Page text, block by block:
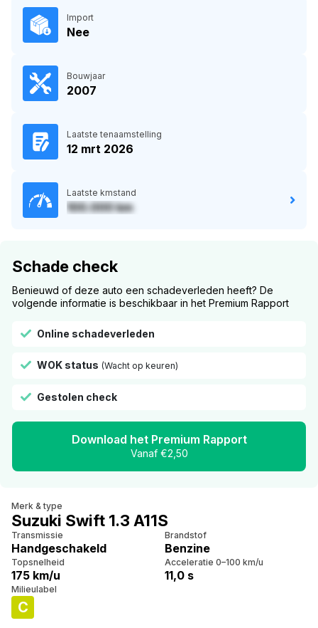
Import
Nee
Bouwjaar
2007
Laatste tenaamstelling
12 mrt 2026
Laatste kmstand
100.000 km
Schade check
Benieuwd of deze auto een schadeverleden heeft? De
volgende informatie is beschikbaar in het Premium Rapport
Online schadeverleden
WOK status (Wacht op keuren)
Gestolen check
Download het Premium Rapport
Vanaf €2,50
Merk & type
Suzuki Swift 1.3 A11S
Transmissie
Handgeschakeld
Brandstof
Benzine
Topsnelheid
175 km/u
Acceleratie 0–100 km/u
11,0 s
Milieulabel
C